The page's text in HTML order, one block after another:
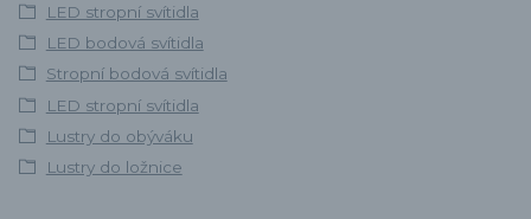
LED stropní svítidla
LED bodová svítidla
Stropní bodová svítidla
LED stropní svítidla
Lustry do obýváku
Lustry do ložnice